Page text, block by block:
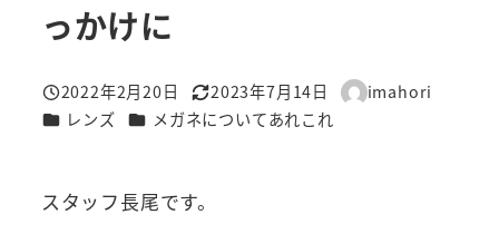
っかけに
投稿日
2022年2月20日
更新日
2023年7月14日
著
imahori
カテゴリー
レンズ カテゴリー
メガネについてあれこれ
スタッフ長尾です。